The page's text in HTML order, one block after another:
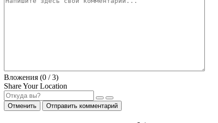
Вложения (0 / 3)
Share Your Location
Отменить Отправить комментарий